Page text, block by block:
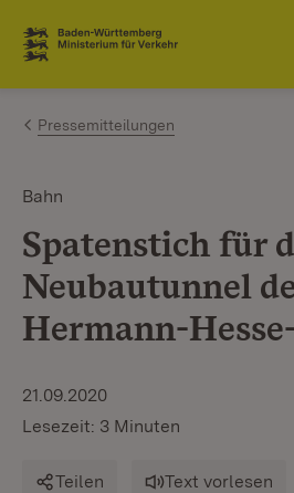
Zum Inhalt springen
Link zur Startseite
Pressemitteilungen
Bahn
Spatenstich für
Neubautunnel
Hermann-
21.09.2020
Lesezeit: 3 Minuten
Teilen Text vorlesen